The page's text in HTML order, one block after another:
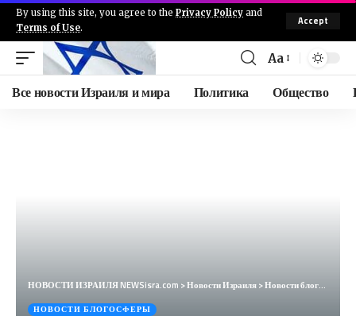
By using this site, you agree to the Privacy Policy and
Terms of Use.
Accept
Aa
Все новости Израиля и мира Политика Общество
НОВОСТИ ИЗРАИЛЯ NEWSisra.com >Новости Израиля>Новости блогосферы
НОВОСТИ БЛОГОСФЕРЫ